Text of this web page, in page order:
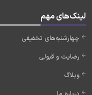
لینک‌های مهم
چهارشنبه‌های تخفیفی
رضایت و قبولی
وبلاگ